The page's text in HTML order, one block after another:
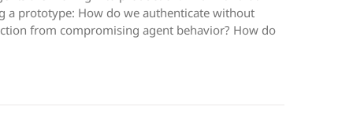
a prototype: How do we authenticate without
from compromising agent behavior? How do